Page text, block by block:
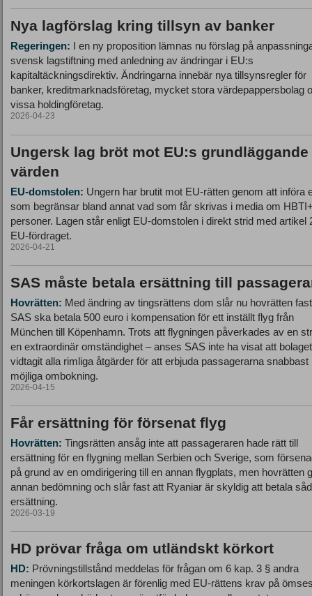
Nya lagförslag kring tillsyn av banker
Regeringen: I en ny proposition lämnas nu förslag på
svensk lagstiftning med anledning av ändringar i EU:s
kapitaltäckningsdirektiv. Ändringarna innebär nya tillsynsregler för
banker, kreditmarknadsföretag, mycket stora värdepappersbolag
vissa holdingföretag.
2026-04-23
Ungersk lag bröt mot EU:s grundläggande
värden
EU-domstolen: Ungern har brutit mot EU-rätten genom att införa
som begränsar bland annat vad som får skrivas i media om
personer. Lagen står enligt EU-domstolen i direkt strid med artikel
EU-fördraget.
2026-04-21
SAS måste betala ersättning till
Hovrätten: Med ändring av tingsrättens dom slår nu hovrätten
SAS ska betala 500 euro i kompensation för ett inställt flyg från
München till Köpenhamn. Trots att flygningen påverkades av en
en extraordinär omständighet – anses SAS inte ha visat att bolaget
vidtagit alla rimliga åtgärder för att erbjuda passagerarna snabbast
möjliga ombokning.
2026-04-15
Får ersättning för försenat flyg
Hovrätten: Tingsrätten ansåg inte att passageraren hade rätt till
ersättning för en flygning mellan Serbien och Sverige, som
på grund av en omdirigering till en annan flygplats, men hovrätten
annan bedömning och slår fast att Ryaniar är skyldig att betala
ersättning.
2026-03-19
HD prövar fråga om utländskt körkort
HD: Prövningstillstånd meddelas för frågan om 6 kap. 3 § andra
meningen körkortslagen är förenlig med EU-rättens krav på